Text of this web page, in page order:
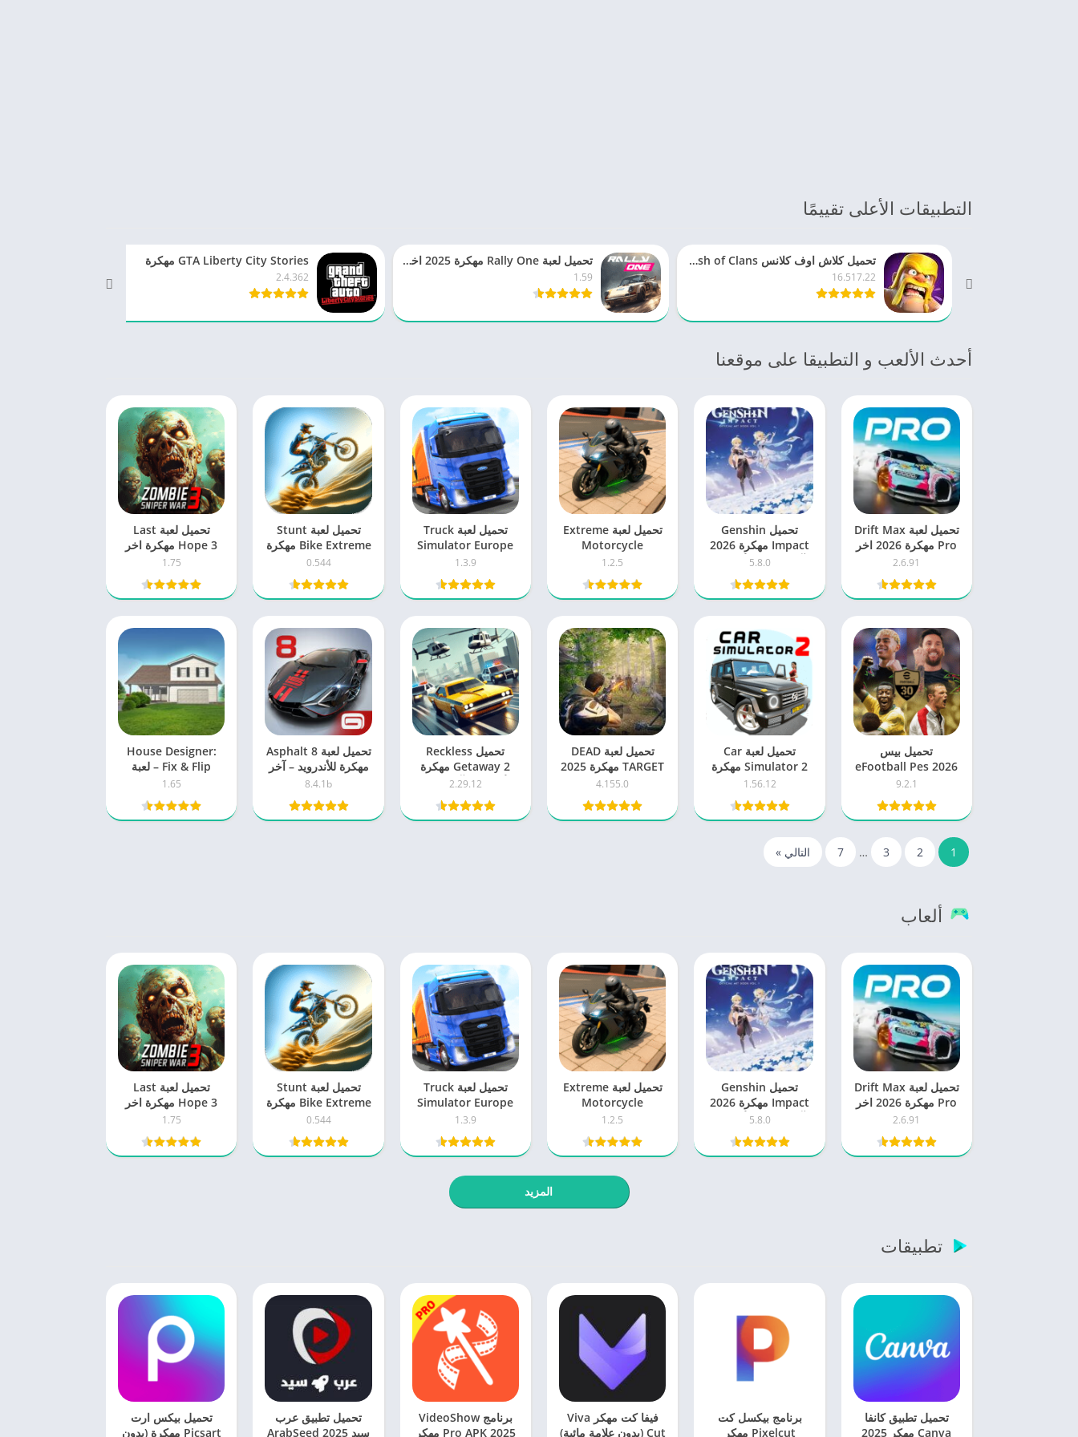
التطبيقات الأعلى تقييمًا
تحميل كلاش اوف كلانس Clash of Clans مهكرة 2025 للاندرويد
16.517.22
تحميل لعبة Rally One مهكرة 2025 اخر اصدار للاندرويد
1.59
GTA Liberty City Stories مهكرة
2.4.362
أحدث الألعب و التطبيقا على موقعنا
تحميل لعبة Drift Max
Pro مهكرة 2026 اخر
اصدار للاندرويد
2.6.91
تحميل Genshin
Impact مهكرة 2026
آخر إصدار للأندرويد
5.8.0
تحميل لعبة Extreme
Motorcycle
2026 اخر اصدار
للاندرويد
1.2.5
تحميل لعبة Truck
Simulator Europe
1.3.9
تحميل لعبة Stunt
Bike Extreme مهكرة
2025 اخر اصدار
للاندرويد
0.544
تحميل لعبة Last
Hope 3 مهكرة اخر
1.75
تحميل بيس
eFootball Pes 2026
مهكرة اخر اصدار
9.2.1
تحميل لعبة Car
Simulator 2 مهكرة
اخر اصدار 20251.56.12
تحميل لعبة DEAD
TARGET مهكرة 2025
اخر اصدار للاندرويد
4.155.0
تحميل Reckless
Getaway 2 مهكرة
للأندرويد – آخر إصدار
2.29.12
تحميل لعبة Asphalt 8
مهكرة للأندرويد – آخر
إصدار برابط مباشر
8.4.1b
House Designer:
Fix & Flip – لعبة
تصميم وتجديد المنازل
1.65
1
2
3
…
7 التالي »
ألعاب
تحميل لعبة Drift Max
Pro مهكرة 2026 اخر
اصدار للاندرويد
2.6.91
تحميل Genshin
Impact مهكرة 2026
آخر إصدار للأندرويد
5.8.0
تحميل لعبة Extreme
Motorcycle
2026 اخر اصدار
للاندرويد
1.2.5
تحميل لعبة Truck
Simulator Europe
1.3.9
تحميل لعبة Stunt
Bike Extreme مهكرة
2025 اخر اصدار
للاندرويد
0.544
تحميل لعبة Last
Hope 3 مهكرة اخر
1.75
المزيد
تطبيقات
تحميل تطبيق كانفا
Canva مهكر 2025
برنامج بيكسل كت
Pixelcut مهكر
فيفا كت مهكر Viva
Cut (بدون علامة مائية)
برنامج VideoShow
Pro APK 2025 مهكر
تحميل تطبيق عرب
سيد 2025 ArabSeed
تحميل بيكس ارت
Picsart مهكرة (بدون